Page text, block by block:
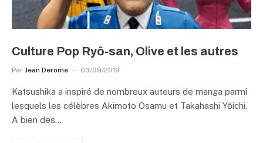
Culture Pop Ryô-san, Olive et les autres
Par Jean Derome 03/09/2019
Katsushika a inspiré de nombreux auteurs de manga parmi
lesquels les célèbres Akimoto Osamu et Takahashi Yôichi.
A bien des…